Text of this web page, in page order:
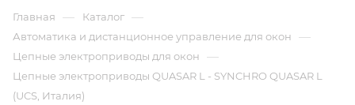
Главная — Каталог —
Автоматика и дистанционное управление для окон —
Цепные электроприводы для окон —
Цепные электроприводы QUASAR L - SYNCHRO QUASAR L
(UCS, Италия)